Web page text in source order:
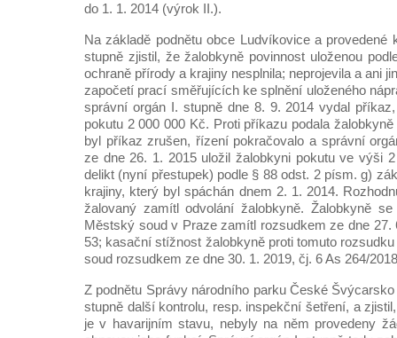
do 1. 1. 2014 (výrok II.).
Na základě podnětu obce Ludvíkovice a provedené
stupně zjistil, že žalobkyně povinnost uloženou
ochraně přírody a krajiny nesplnila; neprojevila a ani
započetí prací směřujících ke splnění uloženého
správní orgán I. stupně dne 8. 9. 2014 vydal
pokutu 2 000 000 Kč. Proti příkazu podala
byl příkaz zrušen, řízení pokračovalo a správní
ze dne 26. 1. 2015 uložil žalobkyni pokutu ve výši
delikt (nyní přestupek) podle § 88 odst. 2 písm. g)
krajiny, který byl spáchán dnem 2. 1. 2014.
žalovaný zamítl odvolání žalobkyně. Žalobkyně
Městský soud v Praze zamítl rozsudkem ze dne 27.
53; kasační stížnost žalobkyně proti tomuto
soud rozsudkem ze dne 30. 1. 2019, čj. 6 As 264/
Z podnětu Správy národního parku České
stupně další kontrolu, resp. inspekční šetření, a
je v havarijním stavu, nebyly na něm provedeny